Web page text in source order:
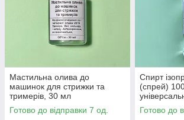
Мастильна олива до
машинок для стрижки та
тримерів, 30 мл
Готово до відправки 7 од.
Спирт
(спрей)
антисептик
Готово до